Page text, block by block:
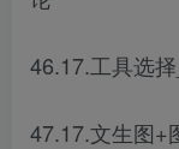
46.17.工具选
47.17.文生图+